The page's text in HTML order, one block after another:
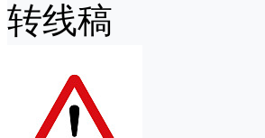
转线稿